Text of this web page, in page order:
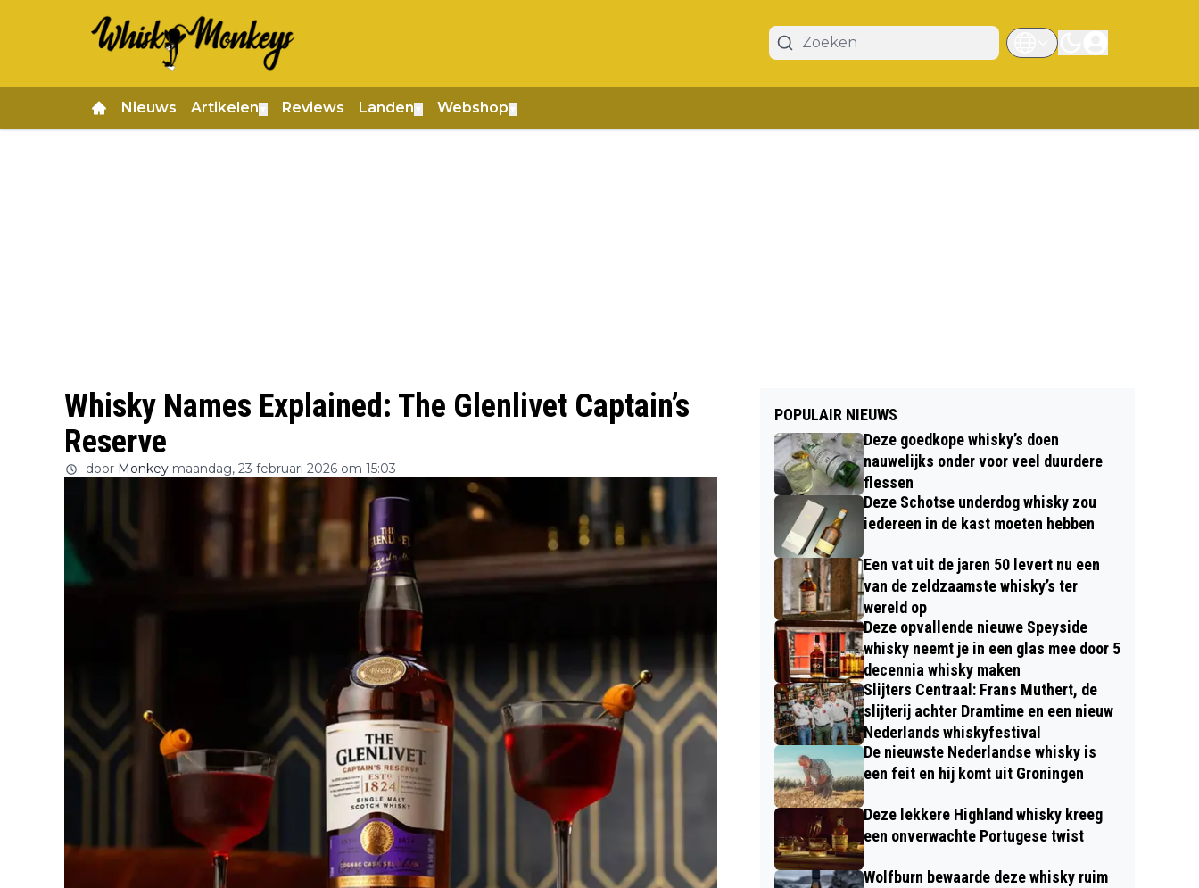
Nieuws Artikelen Reviews Landen Webshop
Whisky Names Explained: The Glenlivet Captain’s
Reserve
door Monkey maandag, 23 februari 2026 om 15:03
POPULAIR NIEUWS
Deze goedkope whisky’s doen
nauwelijks onder voor veel duurdere
flessen
Deze Schotse underdog whisky zou
iedereen in de kast moeten hebben
Een vat uit de jaren 50 levert nu een
van de zeldzaamste whisky’s ter
wereld op
Deze opvallende nieuwe Speyside
whisky neemt je in een glas mee door 5
decennia whisky maken
Slijters Centraal: Frans Muthert, de
slijterij achter Dramtime en een nieuw
Nederlands whiskyfestival
De nieuwste Nederlandse whisky is
een feit en hij komt uit Groningen
Deze lekkere Highland whisky kreeg
een onverwachte Portugese twist
Wolfburn bewaarde deze whisky ruim